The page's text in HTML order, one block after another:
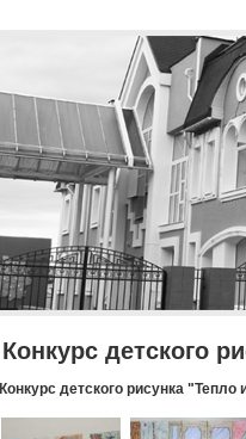
Конкурс детского
Конкурс детского рисунка